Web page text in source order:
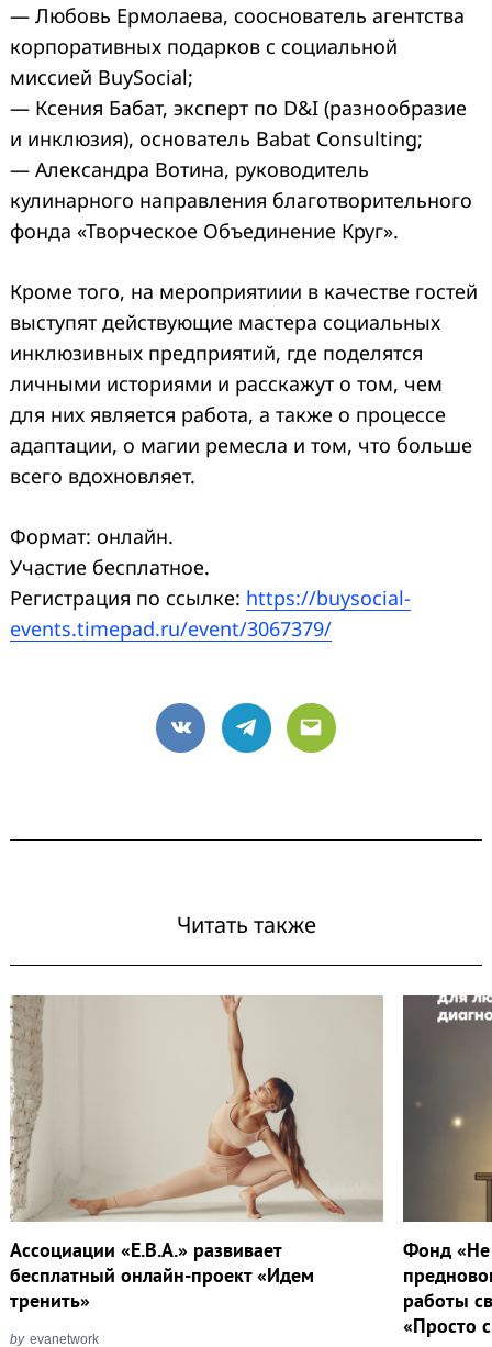
— Любовь Ермолаева, сооснователь агентства
корпоративных подарков с социальной
миссией BuySocial;
— Ксения Бабат, эксперт по D&I (разнообразие
и инклюзия), основатель Babat Consulting;
— Александра Вотина, руководитель
кулинарного направления благотворительного
фонда «Творческое Объединение Круг».
Кроме того, на мероприятиии в качестве гостей
выступят действующие мастера социальных
инклюзивных предприятий, где поделятся
личными историями и расскажут о том, чем
для них является работа, а также о процессе
адаптации, о магии ремесла и том, что больше
всего вдохновляет.
Формат: онлайн.
Участие бесплатное.
Регистрация по ссылке: https://buysocial-
events.timepad.ru/event/3067379/
VK Telegram
Email
Читать также
Ассоциации «Е.В.А.» развивает
бесплатный онлайн-проект «Идем
тренить»
by evanetwork
Фонд «Не
работы
«Просто